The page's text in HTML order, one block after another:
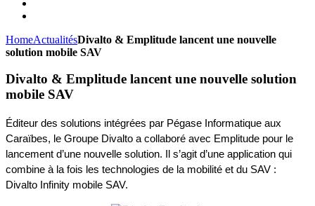
HomeActualitésDivalto & Emplitude lancent une nouvelle
solution mobile SAV
Divalto & Emplitude lancent une nouvelle solution
mobile SAV
Éditeur des solutions intégrées par Pégase Informatique aux
Caraïbes, le Groupe Divalto a collaboré avec Emplitude pour le
lancement d’une nouvelle solution. Il s’agit d’une application qui
combine à la fois les technologies de la mobilité et du SAV :
Divalto Infinity mobile SAV.